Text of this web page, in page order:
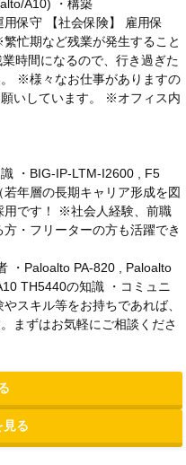
A10) ・構築
保守 【社会保険】 雇用保
忙期など残業が発生すること
時間になるので、行き過ぎた
※様々なお仕事がありますの
いしています。 ※オフィス内
識 ・BIG-IP-LTM-I2600 , F5
年層の長期キャリア形成を図
用です！ ※社会人経験、前職
・フリーターの方も活躍でき
・Paloalto PA-820 , Paloalto
TH5440の知識 ・コミュニ
スキル等をお持ちであれば、
まずはお気軽にご相談くださ
見る